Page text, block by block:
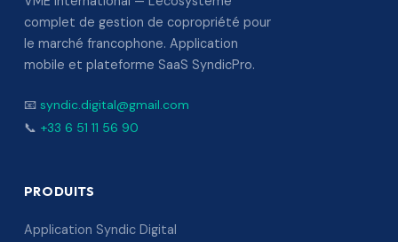
complet de gestion de copropriété pour
le marché francophone. Application
mobile et plateforme SaaS SyndicPro.
📧 syndic.digital@gmail.com
📞 +33 6 51 11 56 90
PRODUITS
Application Syndic Digital